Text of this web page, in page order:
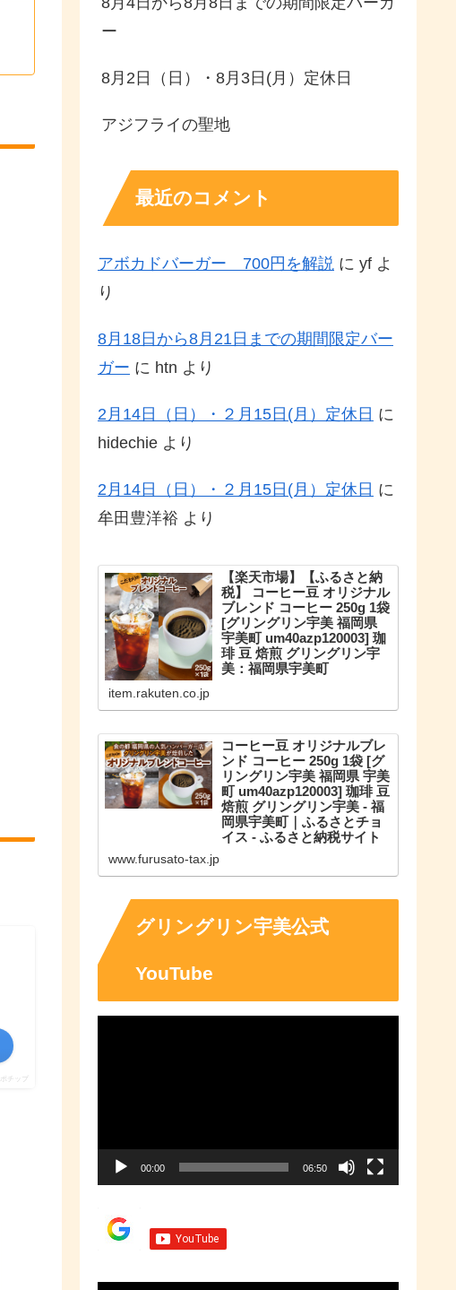
ポチップ
ー
8月2日（日）・8月3日(月）定休日
アジフライの聖地
最近のコメント
アボカドバーガー 700円を解説 に yf よ
り
8月18日から8月21日までの期間限定バー
ガー に htn より
2月14日（日）・２月15日(月）定休日 に
hidechie より
2月14日（日）・２月15日(月）定休日 に
牟田豊洋裕 より
【楽天市場】【ふるさと納
税】 コーヒー豆 オリジナル
ブレンド コーヒー 250g 1袋
[グリングリン宇美 福岡県
宇美町 um40azp120003] 珈
琲 豆 焙煎 グリングリン宇
美：福岡県宇美町
ジナルブレンド コーヒー 250g 1袋
item.rakuten.co.jp
コーヒー豆 オリジナルブレ
ンド コーヒー 250g 1袋 [グ
リングリン宇美 福岡県 宇美
町 um40azp120003] 珈琲 豆
焙煎 グリングリン宇美 - 福
岡県宇美町｜ふるさとチョ
イス - ふるさと納税サイト
満載のふるさと納税No.1サイト
の魅力を知ったうえで、あなたが
応援したい地域に簡単・便利にふ
るさと納税で寄付ができます。
www.furusato-tax.jp
グリングリン宇美公式
YouTube
00:00 06:50